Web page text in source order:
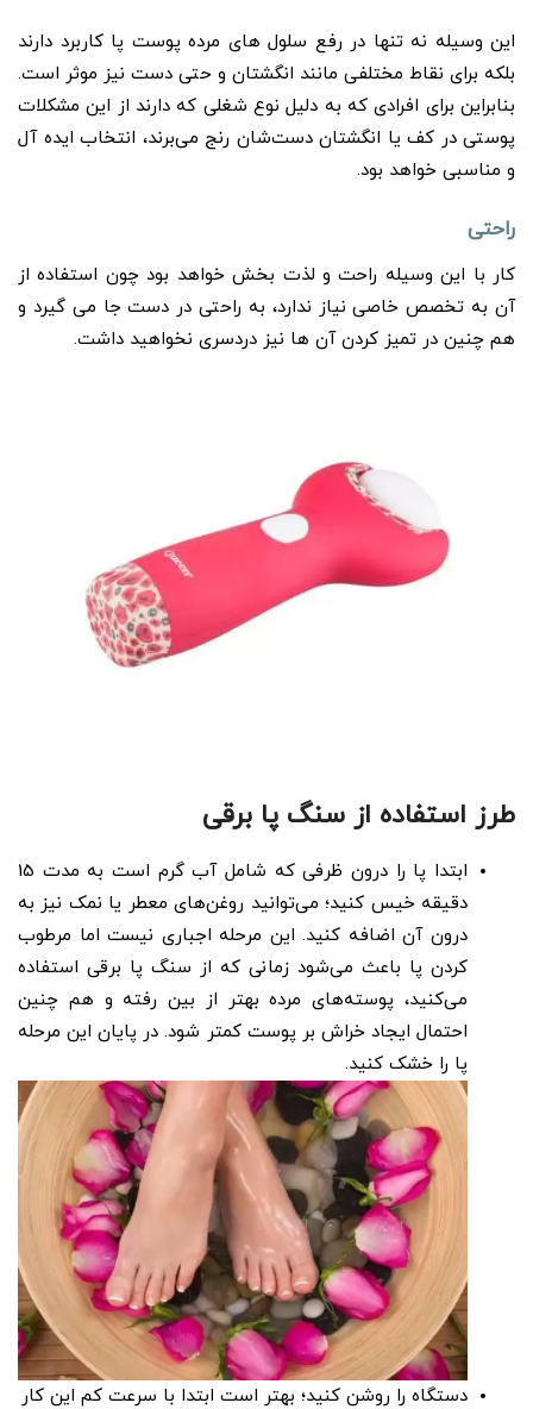
این وسیله نه تنها در رفع سلول های مرده پوست پا کاربرد دارند
بلکه برای نقاط مختلفی مانند انگشتان و حتی دست نیز موثر است.
بنابراین برای افرادی که به دلیل نوع شغلی که دارند از این مشکلات
پوستی در کف یا انگشتان دست‌شان رنج می‌برند، انتخاب ایده آل
و مناسبی خواهد بود.
راحتی
کار با این وسیله راحت و لذت بخش خواهد بود چون استفاده از
آن به تخصص خاصی نیاز ندارد، به راحتی در دست جا می گیرد و
هم چنین در تمیز کردن آن ها نیز دردسری نخواهید داشت.
طرز استفاده از سنگ پا برقی
ابتدا پا را درون ظرفی که شامل آب گرم است به مدت 15
دقیقه خیس کنید؛ می‌توانید روغن‌های معطر یا نمک نیز به
درون آن اضافه کنید. این مرحله اجباری نیست اما مرطوب
کردن پا باعث می‌شود زمانی که از سنگ پا برقی استفاده
می‌کنید، پوسته‌های مرده بهتر از بین رفته و هم چنین
احتمال ایجاد خراش بر پوست کمتر شود. در پایان این مرحله
پا را خشک کنید.
دستگاه را روشن کنید؛ بهتر است ابتدا با سرعت کم این کار